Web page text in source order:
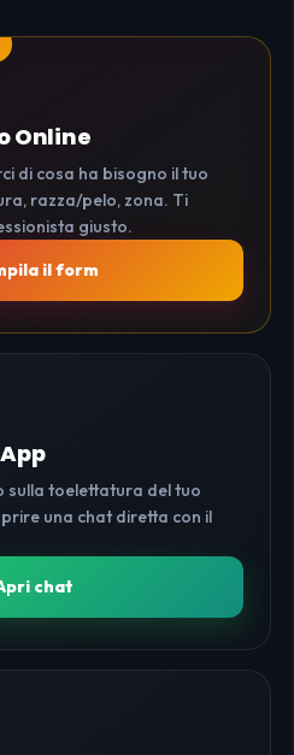
Online
di cosa ha bisogno il tuo
razza/pelo, zona. Ti
giusto.
il form
toelettatura del tuo
una chat diretta con il
chat